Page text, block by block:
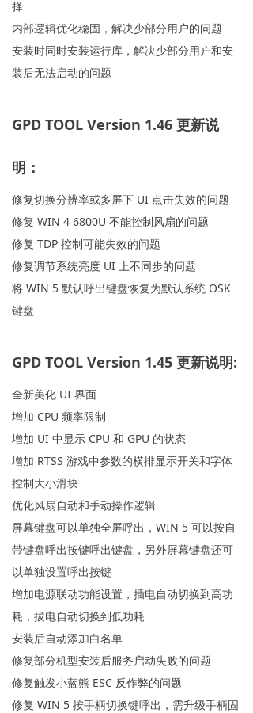
择
内部逻辑优化稳固，解决少部分用户的问题
安装时同时安装运行库，解决少部分用户和安
装后无法启动的问题
GPD TOOL Version 1.46 更新说
明：
修复切换分辨率或多屏下 UI 点击失效的问题
修复 WIN 4 6800U 不能控制风扇的问题
修复 TDP 控制可能失效的问题
修复调节系统亮度 UI 上不同步的问题
将 WIN 5 默认呼出键盘恢复为默认系统 OSK
键盘
GPD TOOL Version 1.45 更新说明:
全新美化 UI 界面
增加 CPU 频率限制
增加 UI 中显示 CPU 和 GPU 的状态
增加 RTSS 游戏中参数的横排显示开关和字体
控制大小滑块
优化风扇自动和手动操作逻辑
屏幕键盘可以单独全屏呼出，WIN 5 可以按自
带键盘呼出按键呼出键盘，另外屏幕键盘还可
以单独设置呼出按键
增加电源联动功能设置，插电自动切换到高功
耗，拔电自动切换到低功耗
安装后自动添加白名单
修复部分机型安装后服务启动失败的问题
修复触发小蓝熊 ESC 反作弊的问题
修复 WIN 5 按手柄切换键呼出，需升级手柄固